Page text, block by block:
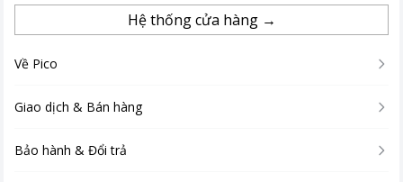
Hệ thống cửa hàng →
Về Pico
Giao dịch & Bán hàng
Bảo hành & Đổi trả